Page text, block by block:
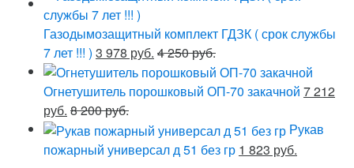
Газодымозащитный комплект ГДЗК ( срок службы
7 лет !!! ) 3 978 руб. 4 250 руб.
Огнетушитель порошковый ОП-70 закачной 7 212
руб. 8 200 руб.
Рукав
пожарный универсал д 51 без гр 1 823 руб.